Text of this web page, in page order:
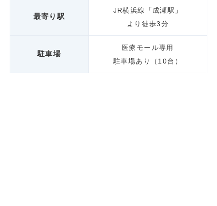
最寄り駅
JR横浜線「成瀬駅」
より徒歩3分
駐車場
医療モール専用
駐車場あり（10台）